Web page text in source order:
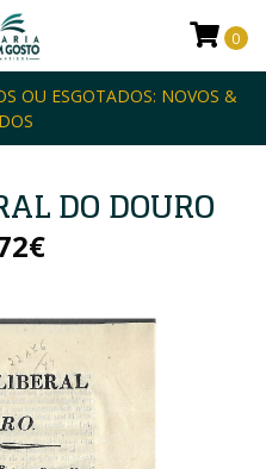
OU ESGOTADOS: NOVOS &
0
DO DOURO